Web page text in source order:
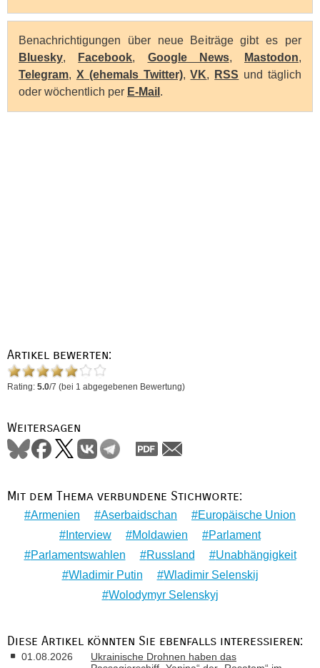
Benachrichtigungen über neue Beiträge gibt es per
Bluesky, Facebook, Google News, Mastodon,
Telegram, X (ehemals Twitter),VK, RSS und täglich
oder wöchentlich per E-Mail .
Artikel bewerten:
Rating: 5.0/7 (bei 1 abgegebenen Bewertung)
Weitersagen
Mit dem Thema verbundene Stichworte:
Armenien Aserbaidschan
Europäische Union
Interview
Moldawien
Parlament
Parlamentswahlen
Russland
Unabhängigkeit
Wladimir Putin
Wladimir Selenskij
Wolodymyr Selenskyj
Diese Artikel könnten Sie ebenfalls interessieren:
01.08.2026
Ukrainische Drohnen haben das